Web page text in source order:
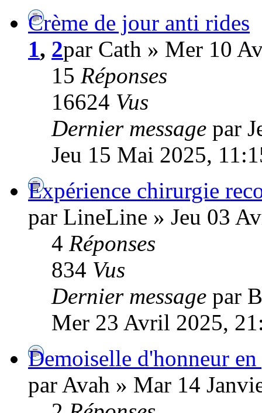
Crème de jour anti rides
1, 2par Cath » Mer 10
15 Réponses
16624 Vus
Dernier message par
Jeu 15 Mai 2025,
Expérience chirurgie
par LineLine » Jeu 03
4 Réponses
834 Vus
Dernier message par
Mer 23 Avril 2025,
Demoiselle d'honneur en
par Avah » Mar 14